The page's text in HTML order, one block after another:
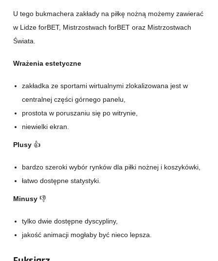
U tego bukmachera zakłady na piłkę nożną możemy zawierać
w Lidze forBET, Mistrzostwach forBET oraz Mistrzostwach
Świata.
Wrażenia estetyczne
zakładka ze sportami wirtualnymi zlokalizowana jest w
centralnej części górnego panelu,
prostota w poruszaniu się po witrynie,
niewielki ekran.
Plusy 👍
bardzo szeroki wybór rynków dla piłki nożnej i koszykówki,
łatwo dostępne statystyki.
Minusy 👎
tylko dwie dostępne dyscypliny,
jakość animacji mogłaby być nieco lepsza.